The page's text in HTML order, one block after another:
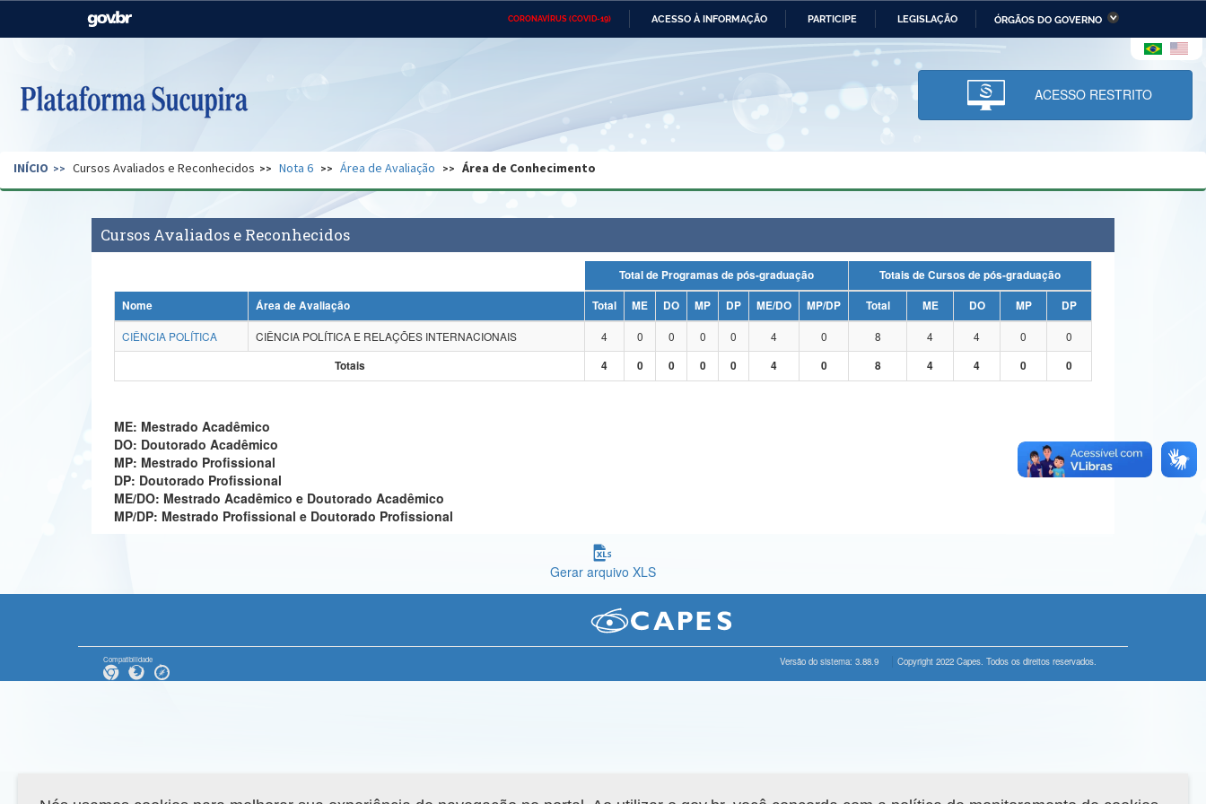
CORONAVÍRUS (COVID-19) ACESSO À INFORMAÇÃO PARTICIPE LEGISLAÇÃO ÓRGÃOS DO GOVERNO
Casa Civil Ministério das Relações Ministério da Economia Ministério da Infraestrutura
Pecuária e Abastecimento
Ministério da Ciência,
Tecnologia, Inovações e
Comunicações
Ministério do Desenvolvimento
Regional e dos Direitos Humanos
Secretaria de Governo Gabinete de Segurança Advocacia-Geral da União Banco Central do Brasil Planalto
ACESSO RESTRITO
INÍCIO Cursos Avaliados e Reconhecidos Nota 6 Área de Avaliação Área de Conhecimento
Cursos Avaliados e Reconhecidos
Total de Programas de pós-graduação
Totais de Cursos de pós-graduação
Nome
Área de Avaliação Total ME DO MP DP ME/DO MP/DP Total ME DO MP
DP
CIÊNCIA POLÍTICA
CIÊNCIA POLÍTICA E RELAÇÕES INTERNACIONAIS 4 0 0 0 0 4 0 8 4 4 0
0
Totais
4 0 0 0 0 4 0 8 4 4 0 0
ME: Mestrado Acadêmico
DO: Doutorado Acadêmico
MP: Mestrado Profissional
DP: Doutorado Profissional
ME/DO: Mestrado Acadêmico e Doutorado Acadêmico
MP/DP: Mestrado Profissional e Doutorado Profissional
Gerar arquivo XLS
Compatibilidade Versão do sistema: 3.88.9 Copyright 2022 Capes. Todos os direitos reservados.